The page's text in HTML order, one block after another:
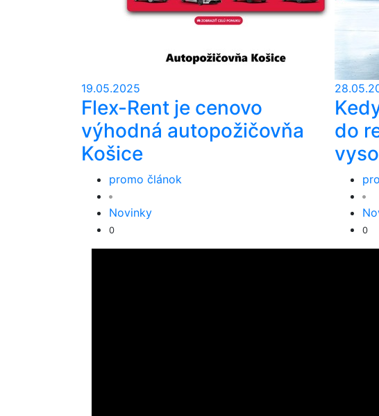
19.05.2025
Flex-Rent je cenovo
výhodná autopožičovňa
Košice
promo článok
Novinky
0
do
0